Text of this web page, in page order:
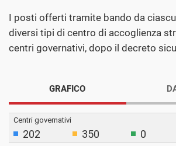
I posti offerti tramite bando da
diversi tipi di centro di accoglienza
centri governativi, dopo il decreto
GRAFICO